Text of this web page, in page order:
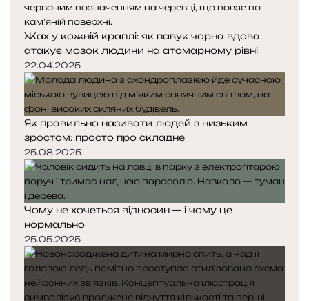
Жах у кожній краплі: як павук чорна вдова
атакує мозок людини на атомарному рівні
22.04.2025
Як правильно називати людей з низьким
зростом: просто про складне
25.08.2025
Чому не хочеться відносин — і чому це
нормально
25.05.2025